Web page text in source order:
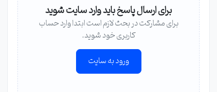
برای ارسال پاسخ باید وارد سایت شوید
برای مشارکت در بحث لازم است ابتدا وارد حساب
کاربری خود شوید.
ورود به سایت